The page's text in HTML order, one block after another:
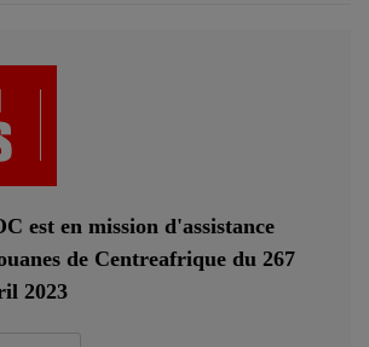
est en mission d'assistance
de Centreafrique du 267
2023